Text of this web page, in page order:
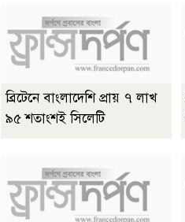
ব্রিটেনে বাংলাদেশি প্রায় ৭ লাখ
৯৫ শতাংশই সিলেটি